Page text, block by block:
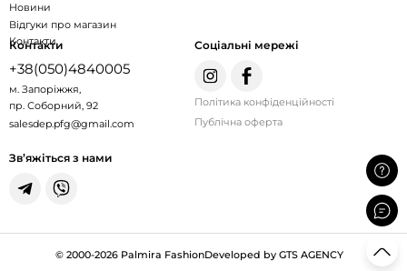
Новини
Відгуки про магазин
Контакти
Контакти
+38(050)4840005
м. Запоріжжя,
пр. Соборний, 92
salesdep.pfg@gmail.com
Зв’яжіться з нами
Соціальні мережі
Політика конфіденційності
Публічна оферта
© 2000-2026 Palmira FashionDeveloped by GTS AGENCY